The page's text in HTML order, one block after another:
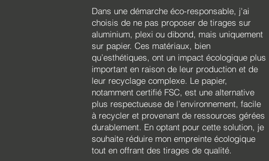
Dans une démarche éco-responsable, j'ai
choisis de ne pas proposer de tirages sur
aluminium, plexi ou dibond, mais uniquement
sur papier. Ces matériaux, bien
qu’esthétiques, ont un impact écologique plus
important en raison de leur production et de
leur recyclage complexe. Le papier,
notamment certifié FSC, est une alternative
plus respectueuse de l’environnement, facile
à recycler et provenant de ressources gérées
durablement. En optant pour cette solution, je
souhaite réduire mon empreinte écologique
tout en offrant des tirages de qualité.